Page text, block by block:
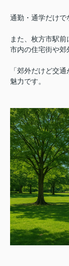
通勤・通学だけで
また、枚方市駅前
市内の住宅街や郊
「郊外だけど交
魅力です。